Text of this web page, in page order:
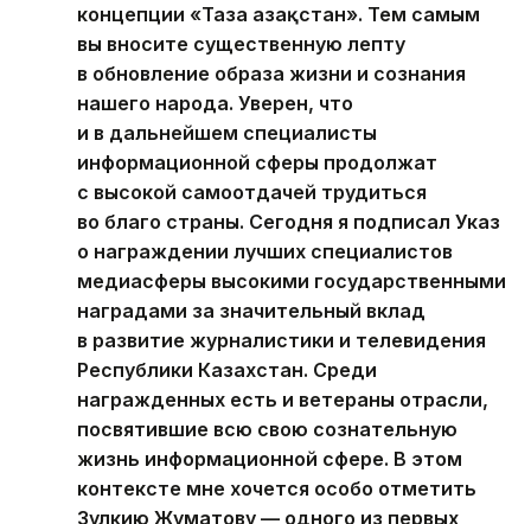
концепции «Таза Қазақстан». Тем самым
вы вносите существенную лепту
в обновление образа жизни и сознания
нашего народа. Уверен, что
и в дальнейшем специалисты
информационной сферы продолжат
с высокой самоотдачей трудиться
во благо страны. Сегодня я подписал Указ
о награждении лучших специалистов
медиасферы высокими государственными
наградами за значительный вклад
в развитие журналистики и телевидения
Республики Казахстан. Среди
награжденных есть и ветераны отрасли,
посвятившие всю свою сознательную
жизнь информационной сфере. В этом
контексте мне хочется особо отметить
Зулкию Жуматову — одного из первых